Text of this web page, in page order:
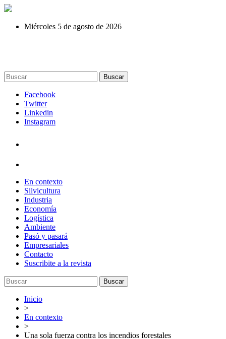
Miércoles 5 de agosto de 2026
Buscar
Facebook
Twitter
Linkedin
Instagram
En contexto
Silvicultura
Industria
Economía
Logística
Ambiente
Pasó y pasará
Empresariales
Contacto
Suscribite a la revista
Buscar
Inicio
>
En contexto
>
Una sola fuerza contra los incendios forestales